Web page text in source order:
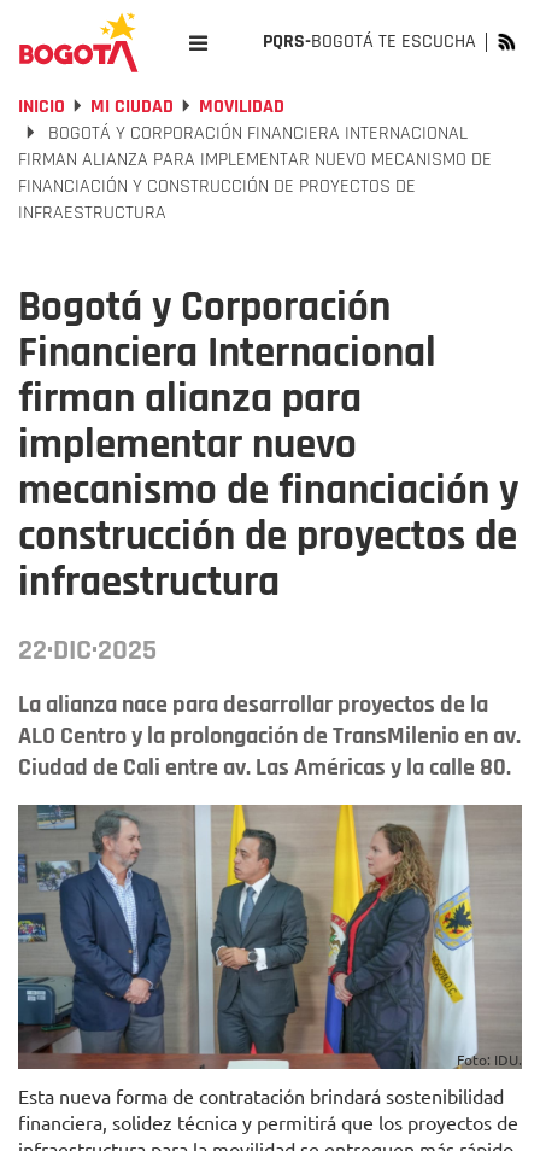
PQRS-BOGOTÁ TE ESCUCHA
INICIO MI CIUDAD
MOVILIDAD
BOGOTÁ Y CORPORACIÓN FINANCIERA INTERNACIONAL
FIRMAN ALIANZA PARA IMPLEMENTAR NUEVO MECANISMO DE
FINANCIACIÓN Y CONSTRUCCIÓN DE PROYECTOS DE
INFRAESTRUCTURA
Bogotá y Corporación
Financiera Internacional
firman alianza para
implementar nuevo
mecanismo de financiación y
construcción de proyectos de
infraestructura
22·DIC·2025
La alianza nace para desarrollar proyectos de la
ALO Centro y la prolongación de TransMilenio en av.
Ciudad de Cali entre av. Las Américas y la calle 80.
Foto: IDU.
Esta nueva forma de contratación brindará sostenibilidad
financiera, solidez técnica y permitirá que los proyectos de